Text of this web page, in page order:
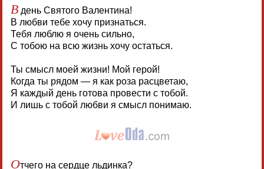
Вдень Святого Валентина!
В любви тебе хочу признаться.
Тебя люблю я очень сильно,
С тобою на всю жизнь хочу остаться.
Ты смысл моей жизни! Мой герой!
Когда ты рядом — я как роза расцветаю,
Я каждый день готова провести с тобой.
И лишь с тобой любви я смысл понимаю.
Отчего на сердце льдинка?